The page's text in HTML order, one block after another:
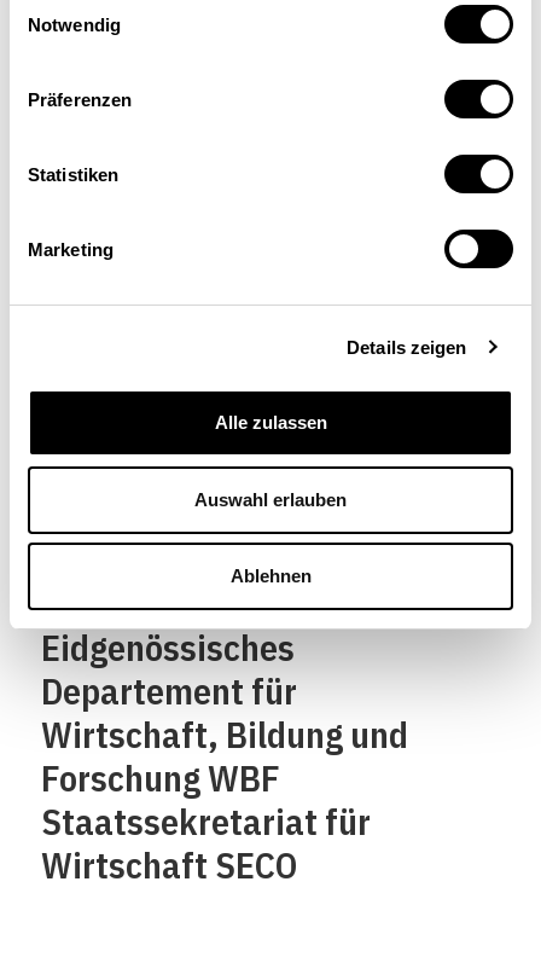
Notwendig
Präferenzen
Statistiken
Marketing
Details zeigen
Alle zulassen
Auswahl erlauben
Ablehnen
Patientenorganisation, Zürich
Eidgenossenschaft
Confédération suisse
Confederazione Svizzera
Confederaziun svizra
Eidgenössisches
Departement für
Wirtschaft, Bildung und
Forschung WBF
Staatssekretariat für
Wirtschaft SECO